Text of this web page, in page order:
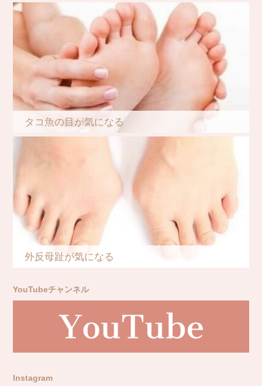
タコ魚の目が気になる
外反母趾が気になる
YouTubeチャンネル
Instagram